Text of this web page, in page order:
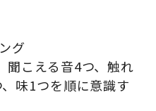
グ
聞こえる音4つ、触れ
味1つを順に意識す